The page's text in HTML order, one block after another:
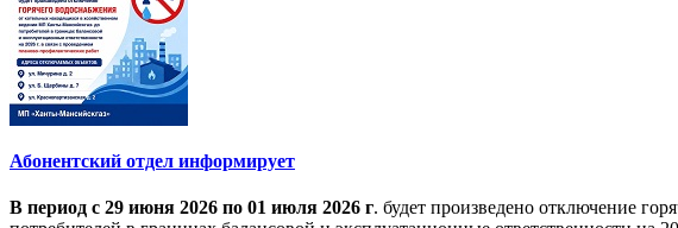
Абонентский отдел информирует
В период с 29 июня 2026 по 01 июля 2026 г. будет произведено отключение